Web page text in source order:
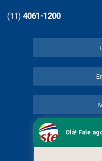
(11) 4061-1200
Olá! Fale